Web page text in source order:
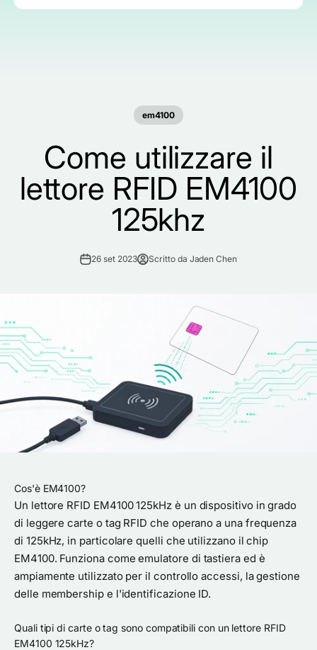
em4100
Come utilizzare il
lettore RFID EM4100
125khz
26 set 2023 Scritto da Jaden Chen
Cos'è EM4100?
Un lettore RFID EM4100 125kHz è un dispositivo in grado
di leggere carte o tag RFID che operano a una frequenza
di 125kHz, in particolare quelli che utilizzano il chip
EM4100. Funziona come emulatore di tastiera ed è
ampiamente utilizzato per il controllo accessi, la gestione
delle membership e l'identificazione ID.
Quali tipi di carte o tag sono compatibili con un lettore RFID
EM4100 125kHz?